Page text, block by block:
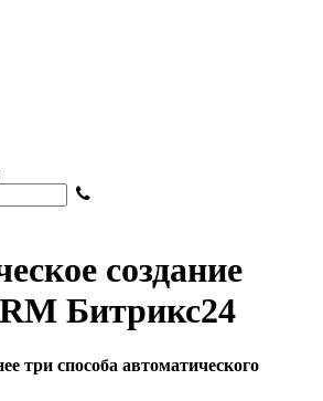
создание
Битрикс24
три способа автоматического